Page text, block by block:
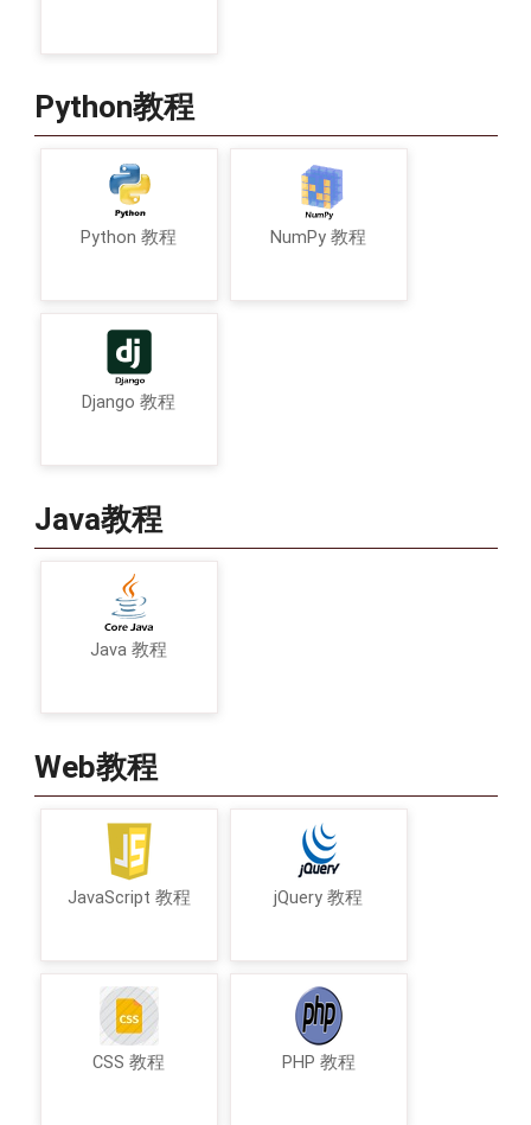
Python教程
Python 教程 NumPy 教程
Django 教程
Java教程
Java 教程
Web教程
JavaScript 教程 jQuery 教程
CSS 教程 PHP 教程